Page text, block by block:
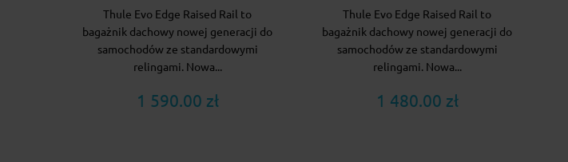
Thule Evo Edge Raised Rail to
bagażnik dachowy nowej generacji do
samochodów ze standardowymi
relingami. Nowa...
1 590.00 zł
Thule Evo Edge Raised Rail to
bagażnik dachowy nowej generacji do
samochodów ze standardowymi
relingami. Nowa...
1 480.00 zł